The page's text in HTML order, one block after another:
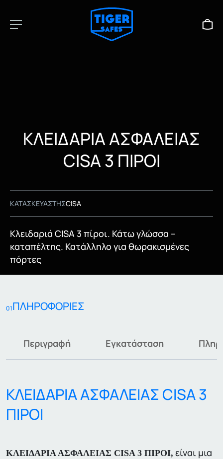
ΚΛΕΙΔΑΡΙΑ ΑΣΦΑΛΕΙΑΣ
CISA 3 ΠΙΡΟΙ
ΚΑΤΑΣΚΕΥΑΣΤΗΣCISA
Κλειδαριά CISA 3 πίροι. Κάτω γλώσσα –
καταπέλτης. Κατάλληλο για θωρακισμένες
πόρτες
01ΠΛΗΡΟΦΟΡΙΕΣ
Περιγραφή Εγκατάσταση
ΚΛΕΙΔΑΡΙΑ ΑΣΦΑΛΕΙΑΣ CISA 3
ΠΙΡΟΙ
ΚΛΕΙΔΑΡΙΑ ΑΣΦΑΛΕΙΑΣ CISA 3 ΠΙΡΟΙ, είναι μια